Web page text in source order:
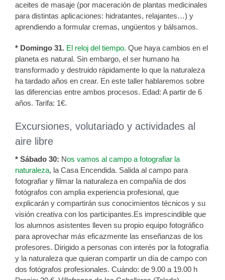
aceites de masaje (por maceración de plantas medicinales
para distintas aplicaciones: hidratantes, relajantes…) y
aprendiendo a formular cremas, ungüentos y bálsamos.
* Domingo 31. El reloj del tiempo. Que haya cambios en el
planeta es natural. Sin embargo, el ser humano ha
transformado y destruido rápidamente lo que la naturaleza
ha tardado años en crear. En este taller hablaremos sobre
las diferencias entre ambos procesos. Edad: A partir de 6
años. Tarifa: 1€.
Excursiones, volutariado y actividades al
aire libre
* Sábado 30: Nos vamos al campo a fotografiar la
naturaleza, la Casa Encendida. Salida al campo para
fotografiar y filmar la naturaleza en compañía de dos
fotógrafos con amplia experiencia profesional, que
explicarán y compartirán sus conocimientos técnicos y su
visión creativa con los participantes.Es imprescindible que
los alumnos asistentes lleven su propio equipo fotográfico
para aprovechar más eficazmente las enseñanzas de los
profesores. Dirigido a personas con interés por la fotografía
y la naturaleza que quieran compartir un día de campo con
dos fotógrafos profesionales. Cuándo: de 9.00 a 19.00 h